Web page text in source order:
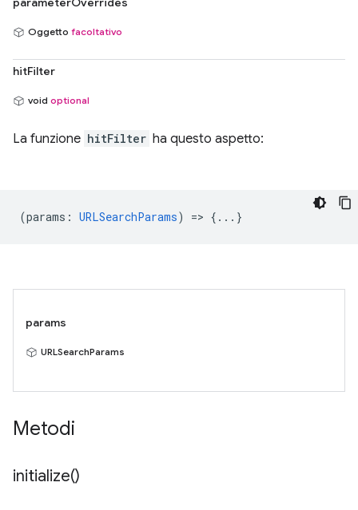
Oggetto facoltativo
hitFilter
void optional
La funzione hitFilter ha questo aspetto:
(params : URLSearchParams) => {...}
params
URLSearchParams
Metodi
initialize()